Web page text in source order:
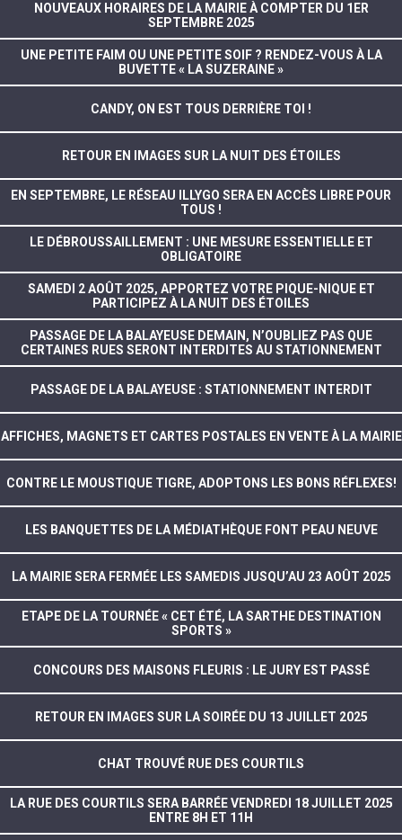
NOUVEAUX HORAIRES DE LA MAIRIE À COMPTER DU 1ER
SEPTEMBRE 2025
UNE PETITE FAIM OU UNE PETITE SOIF ? RENDEZ-VOUS À LA
BUVETTE « LA SUZERAINE »
CANDY, ON EST TOUS DERRIÈRE TOI !
RETOUR EN IMAGES SUR LA NUIT DES ÉTOILES
EN SEPTEMBRE, LE RÉSEAU ILLYGO SERA EN ACCÈS LIBRE POUR
TOUS !
LE DÉBROUSSAILLEMENT : UNE MESURE ESSENTIELLE ET
OBLIGATOIRE
SAMEDI 2 AOÛT 2025, APPORTEZ VOTRE PIQUE-NIQUE ET
PARTICIPEZ À LA NUIT DES ÉTOILES
PASSAGE DE LA BALAYEUSE DEMAIN, N’OUBLIEZ PAS QUE
CERTAINES RUES SERONT INTERDITES AU STATIONNEMENT
PASSAGE DE LA BALAYEUSE : STATIONNEMENT INTERDIT
AFFICHES, MAGNETS ET CARTES POSTALES EN VENTE À LA MAIRIE
CONTRE LE MOUSTIQUE TIGRE, ADOPTONS LES BONS RÉFLEXES!
LES BANQUETTES DE LA MÉDIATHÈQUE FONT PEAU NEUVE
LA MAIRIE SERA FERMÉE LES SAMEDIS JUSQU’AU 23 AOÛT 2025
ETAPE DE LA TOURNÉE « CET ÉTÉ, LA SARTHE DESTINATION
SPORTS »
CONCOURS DES MAISONS FLEURIS : LE JURY EST PASSÉ
RETOUR EN IMAGES SUR LA SOIRÉE DU 13 JUILLET 2025
CHAT TROUVÉ RUE DES COURTILS
LA RUE DES COURTILS SERA BARRÉE VENDREDI 18 JUILLET 2025
ENTRE 8H ET 11H